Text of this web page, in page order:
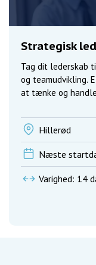
Strategisk
Tag dit lederskab
og teamudvikling.
at tænke og
Hillerød
Næste
Varighed: 14